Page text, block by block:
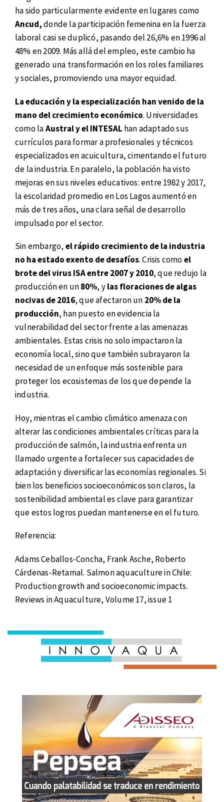
ha sido particularmente evidente en lugares como
Ancud,donde la participación femenina en la fuerza
laboral casi se duplicó, pasando del 26,6% en 1996 al
48% en 2009. Más allá del empleo, este cambio ha
generado una transformación en los roles familiares
y sociales, promoviendo una mayor equidad.
La educación y la especialización han venido de la
mano del crecimiento económico. Universidades
como laAustral y el INTESAL han adaptado sus
currículos para formar a profesionales y técnicos
especializados en acuicultura, cimentando el futuro
de la industria. En paralelo, la población ha visto
mejoras en sus niveles educativos: entre 1982 y 2017,
la escolaridad promedio en Los Lagos aumentó en
más de tres años, una clara señal de desarrollo
impulsado por el sector.
Sin embargo, el rápido crecimiento de la industria
no ha estado exento de desafíos. Crisis comoel
brote del virus ISA entre 2007 y 2010, que redujo la
producción en un80%, ylas floraciones de algas
nocivas de 2016, que afectaron un 20% de la
producción, han puesto en evidencia la
vulnerabilidad del sector frente a las amenazas
ambientales. Estas crisis no solo impactaron la
economía local, sino que también subrayaron la
necesidad de un enfoque más sostenible para
proteger los ecosistemas de los que depende la
industria.
Hoy, mientras el cambio climático amenaza con
alterar las condiciones ambientales críticas para la
producción de salmón, la industria enfrenta un
llamado urgente a fortalecer sus capacidades de
adaptación y diversificar las economías regionales. Si
bien los beneficios socioeconómicos son claros, la
sostenibilidad ambiental es clave para garantizar
que estos logros puedan mantenerse en el futuro.
Referencia:
Adams Ceballos-Concha, Frank Asche, Roberto
Cárdenas-Retamal. Salmon aquaculture in Chile:
Production growth and socioeconomic impacts.
Reviews in Aquaculture, Volume 17, issue 1